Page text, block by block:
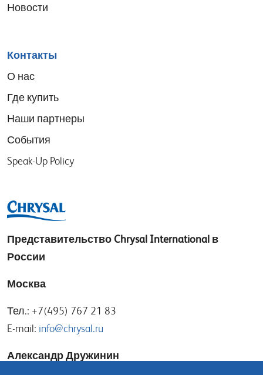
Новости
Контакты
О нас
Где купить
Наши партнеры
События
Speak-Up Policy
Представительство Chrysal International в
России
Москва
Тел.: +7(495) 767 21 83
E-mail: info@chrysal.ru
Александр Дружинин